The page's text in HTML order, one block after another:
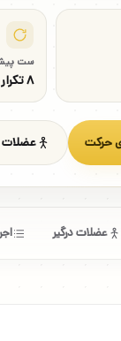
ست
۸ تکرار × ۱۸ کیلوگرم
حرکت عضلات
عضلات درگیر